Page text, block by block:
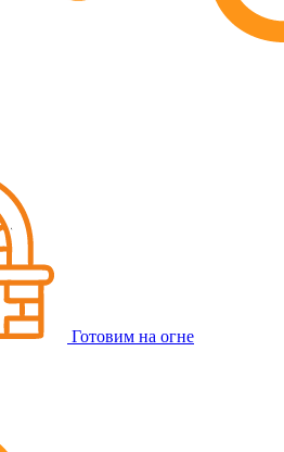
Готовим на огне